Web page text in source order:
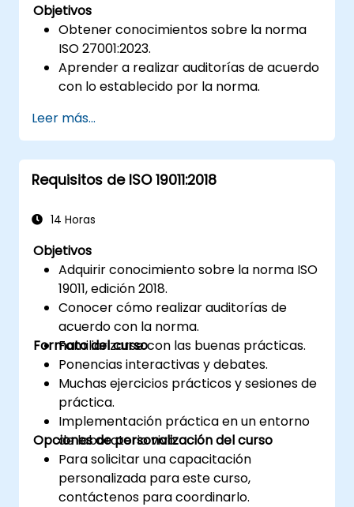
Objetivos
Obtener conocimientos sobre la norma
ISO 27001:2023.
Aprender a realizar auditorías de acuerdo
con lo establecido por la norma.
ámbito.
Leer más...
Requisitos de ISO 19011:2018
14 Horas
Objetivos
Adquirir conocimiento sobre la norma ISO
19011, edición 2018.
Conocer cómo realizar auditorías de
acuerdo con la norma.
Familiarizarse con las buenas prácticas.
Formato del curso
Ponencias interactivas y debates.
Muchas ejercicios prácticos y sesiones de
práctica.
Implementación práctica en un entorno
de laboratorio vivo.
Opciones de personalización del curso
Para solicitar una capacitación
personalizada para este curso,
contáctenos para coordinarlo.